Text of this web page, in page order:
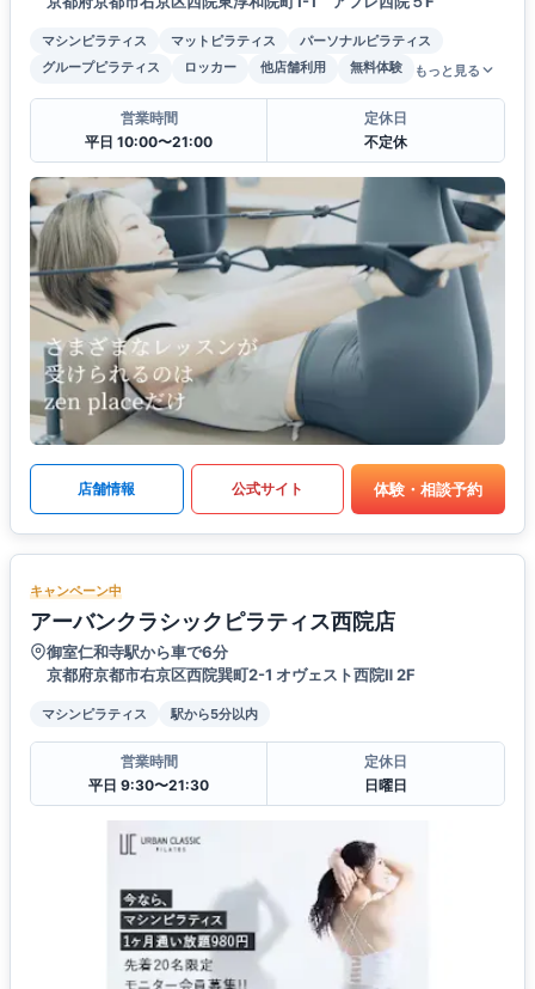
マシンピラティス マットピラティス
パーソナルピラティス
グループピラティス
ロッカー 他店舗利用 無料体験 もっと見る
営業時間
平日 10:00〜21:00
定休日
不定休
店舗情報 公式サイト 体験・相談予約
キャンペーン中
アーバンクラシックピラティス西院店
御室仁和寺駅から車で6分
京都府京都市右京区西院巽町2-1 オヴェスト西院Ⅱ 2F
マシンピラティス 駅から5分以内
営業時間
平日 9:30〜21:30
定休日
日曜日